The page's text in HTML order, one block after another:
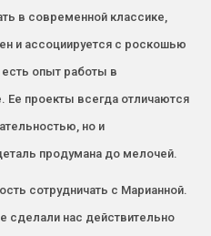
в современной классике,
и ассоциируется с роскошью
опыт работы в
Ее проекты всегда отличаются
но и
продумана до мелочей.
сотрудничать с Марианной.
нас действительно